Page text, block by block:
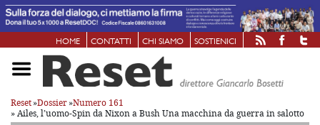
HOME CONTATTI CHI SIAMO SOSTIENICI
Reset»Dossier»Numero 161
» Ailes, l’uomo-Spin da Nixon a BushUna macchina da guerra in salotto